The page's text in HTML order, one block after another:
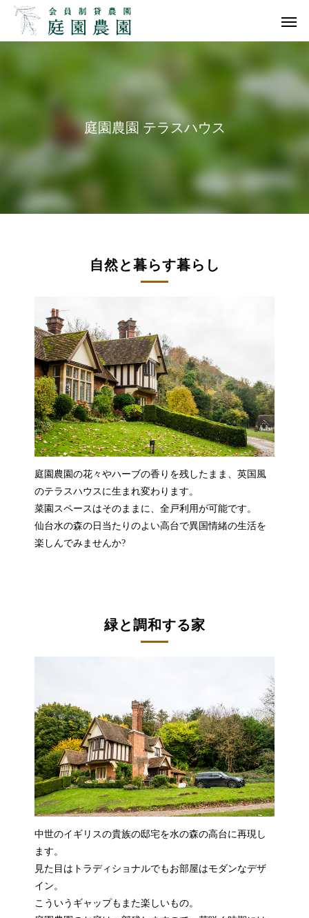
庭園農園 テラスハウス
自然と暮らす暮らし
庭園農園の花々やハーブの香りを残したまま、英国風
のテラスハウスに生まれ変わります。
菜園スペースはそのままに、全戸利用が可能です。
仙台水の森の日当たりのよい高台で異国情緒の生活を
楽しんでみませんか?
緑と調和する家
中世のイギリスの貴族の邸宅を水の森の高台に再現し
ます。
見た目はトラディショナルでもお部屋はモダンなデザ
イン。
こういうギャップもまた楽しいもの。